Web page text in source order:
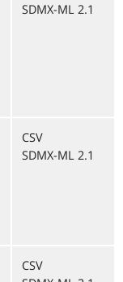
SDMX-ML 2.1
CSV
SDMX-ML 2.1
CSV